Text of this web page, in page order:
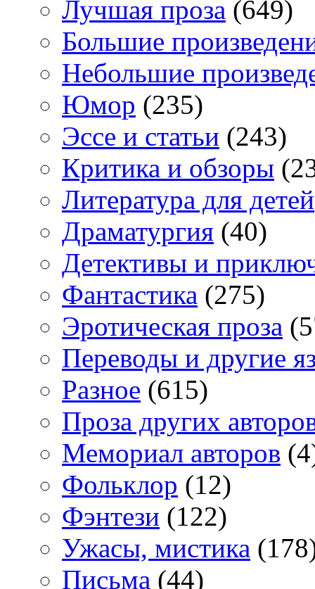
Лучшая проза (649)
Большие
Небольшие
Юмор (235)
Эссе и статьи (243)
Критика и обзоры
Литература для детей
Драматургия (40)
Детективы и
Фантастика (275)
Эротическая проза
Переводы и другие
Разное (615)
Проза других
Мемориал авторов
Фольклор (12)
Фэнтези (122)
Ужасы, мистика
Письма (44)